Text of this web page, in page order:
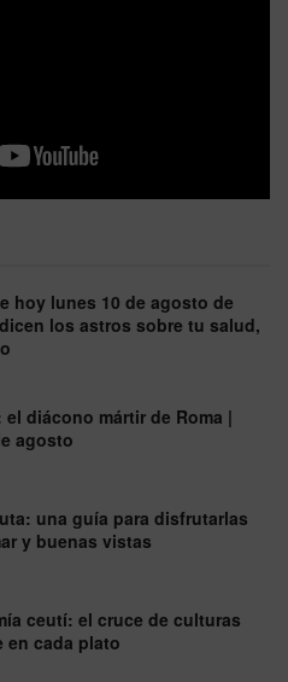
hoy lunes 10 de agosto de
los astros sobre tu salud,
el diácono mártir de Roma |
agosto
una guía para disfrutarlas
y buenas vistas
ceutí: el cruce de culturas
en cada plato